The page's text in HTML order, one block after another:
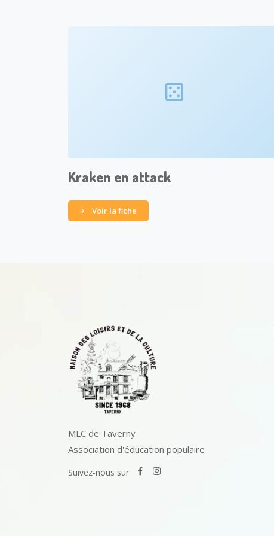
Kraken en attack
Voir la fiche
MLC de Taverny
Association d'éducation populaire
Suivez-nous sur